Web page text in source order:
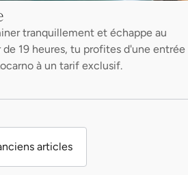
tranquillement et échappe au
19 heures, tu profites d'une entrée
à un tarif exclusif.
articles